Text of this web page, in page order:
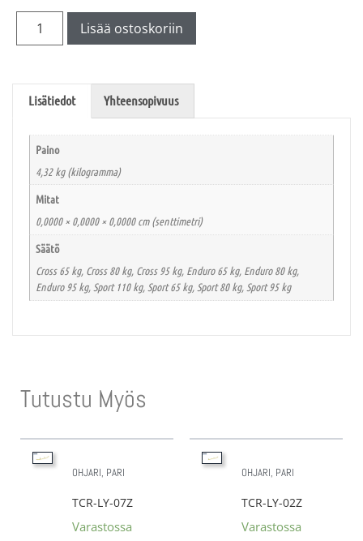
Lisää ostoskoriin
Lisätiedot Yhteensopivuus
Paino
4,32 kg (kilogramma)
Mitat
0,0000 × 0,0000 × 0,0000 cm (senttimetri)
Säätö
Cross 65 kg, Cross 80 kg, Cross 95 kg, Enduro 65 kg, Enduro 80 kg,
Enduro 95 kg, Sport 110 kg, Sport 65 kg, Sport 80 kg, Sport 95 kg
Tutustu Myös
OHJARI, PARI
TCR-LY-07Z
Varastossa
OHJARI, PARI
TCR-LY-02Z
Varastossa